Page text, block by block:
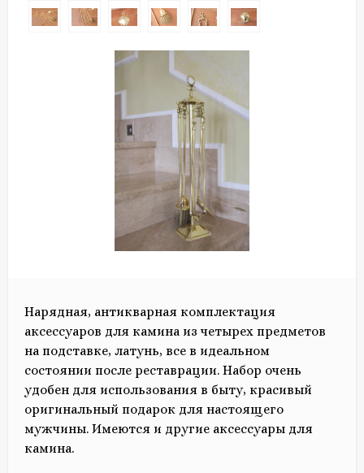
Нарядная, антикварная комплектация
аксессуаров для камина из четырех предметов
на подставке, латунь, все в идеальном
состоянии после реставрации. Набор очень
удобен для использования в быту, красивый
оригинальный подарок для настоящего
мужчины. Имеются и другие аксессуары для
камина.